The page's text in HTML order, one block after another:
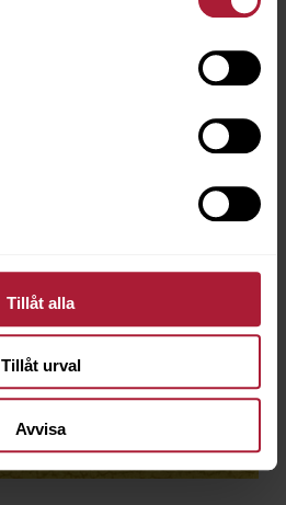
Tillåt alla
Tillåt urval
Avvisa